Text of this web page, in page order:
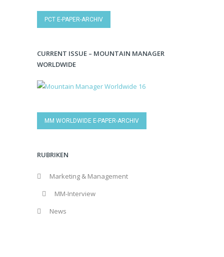
PCT E-PAPER-ARCHIV
CURRENT ISSUE – MOUNTAIN MANAGER
WORLDWIDE
MM WORLDWIDE E-PAPER-ARCHIV
RUBRIKEN
Marketing & Management
MM-Interview
News